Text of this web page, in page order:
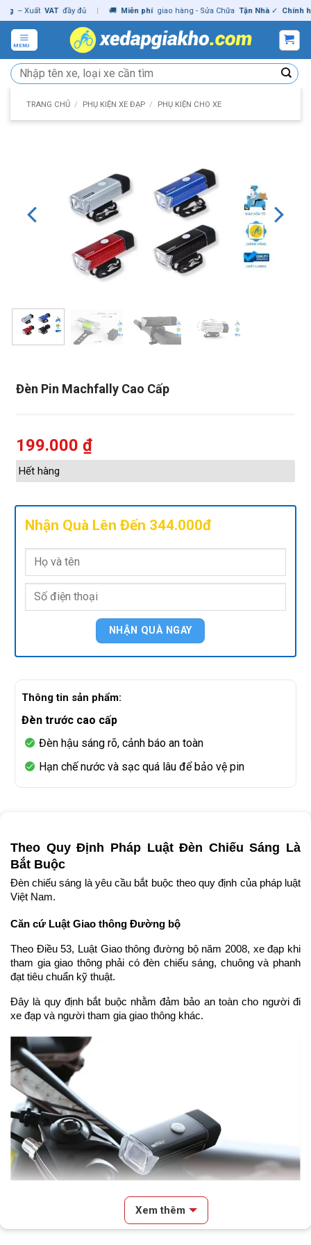
Skip
to
content
Xuất VAT đầy đủ | 🚚 Miễn phí giao hàng - Sửa Chữa Tận Nhà ✓ Chính hãng
MENU
Tìm
kiếm:
TRANG CHỦ / PHỤ KIỆN XE ĐẠP / PHỤ KIỆN CHO XE
Đèn Pin Machfally Cao Cấp
199.000 ₫
Hết hàng
Nhận Quà Lên Đến 344.000đ
Thông tin sản phẩm:
Đèn trước cao cấp
Đèn hậu sáng rõ, cảnh báo an toàn
Hạn chế nước và sạc quá lâu để bảo vệ pin
Theo Quy Định Pháp Luật Đèn Chiếu Sáng Là
Bắt Buộc
Đèn chiếu sáng là yêu cầu bắt buộc theo quy định của pháp luật
Việt Nam.
Căn cứ Luật Giao thông Đường bộ
Theo Điều 53, Luật Giao thông đường bộ năm 2008, xe đạp khi
tham gia giao thông phải có đèn chiếu sáng, chuông và phanh
đạt tiêu chuẩn kỹ thuật.
Đây là quy định bắt buộc nhằm đảm bảo an toàn cho người đi
xe đạp và người tham gia giao thông khác.
Xem thêm